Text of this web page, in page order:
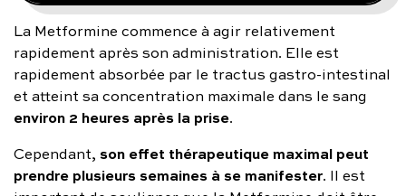
La Metformine commence à agir relativement
rapidement après son administration. Elle est
rapidement absorbée par le tractus gastro-intestinal
et atteint sa concentration maximale dans le sang
environ 2 heures après la prise.
Cependant, son effet thérapeutique maximal peut
prendre plusieurs semaines à se manifester. Il est